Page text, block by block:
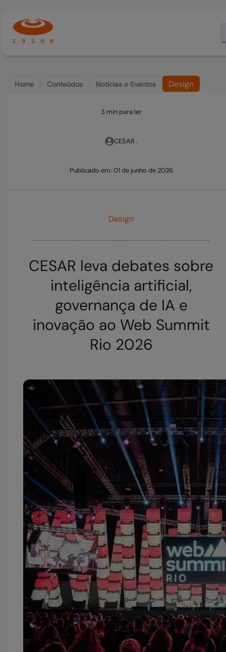
Home Conteúdos Noticias e Eventos Design
3 min para ler
CESAR .
Publicado em: 01 de junho de 2026
Design
CESAR leva debates sobre
inteligência artificial,
governança de IA e
inovação ao Web Summit
Rio 2026